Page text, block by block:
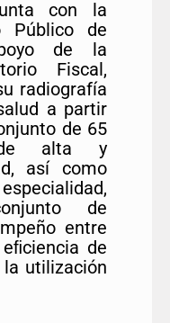
con la
Público de
de la
Fiscal,
radiografía
a partir
de 65
de alta y
así como
de
entre
de
utilización